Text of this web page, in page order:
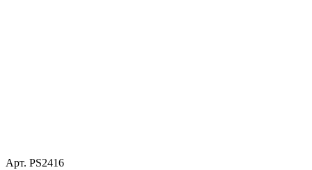
Арт. PS2416